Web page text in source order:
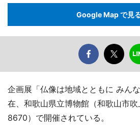
Google Map で見
企画展「仏像は地域とともに みん
在、和歌山県立博物館（和歌山市
8670）で開催されている。